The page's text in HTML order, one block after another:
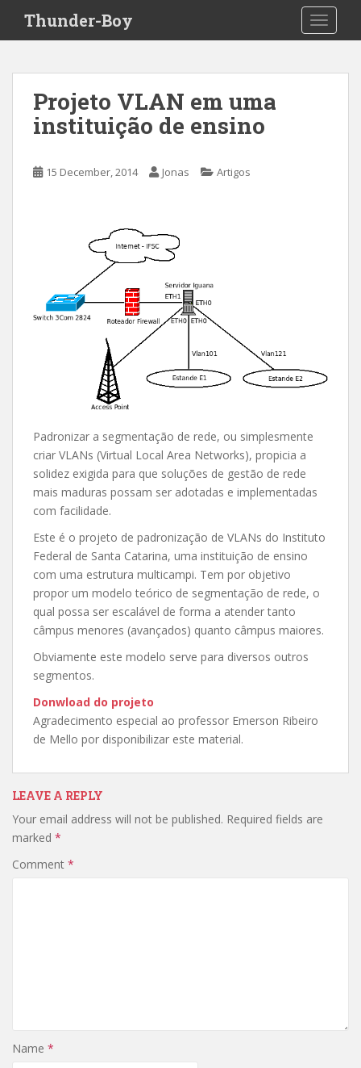
i
Thunder-Boy
Projeto VLAN em uma
instituição de ensino
15 December, 2014 Jonas Artigos
Padronizar a segmentação de rede, ou simplesmente
criar VLANs (Virtual Local Area Networks), propicia a
solidez exigida para que soluções de gestão de rede
mais maduras possam ser adotadas e implementadas
com facilidade.
Este é o projeto de padronização de VLANs do Instituto
Federal de Santa Catarina, uma instituição de ensino
com uma estrutura multicampi. Tem por objetivo
propor um modelo teórico de segmentação de rede, o
qual possa ser escalável de forma a atender tanto
câmpus menores (avançados) quanto câmpus maiores.
Obviamente este modelo serve para diversos outros
segmentos.
Donwload do projeto
Agradecimento especial ao professor Emerson Ribeiro
de Mello por disponibilizar este material.
LEAVE A REPLY
Your email address will not be published. Required fields are
marked *
Comment *
Name *